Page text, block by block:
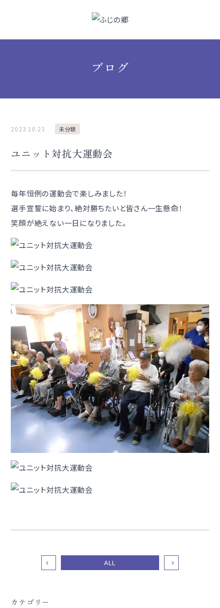
ブログ
カテゴリー
2023.10.23 未分類
ユニット対抗大運動会
毎年恒例の運動会で楽しみました！
選手宣誓に始まり、絶対勝ちたいと皆さん一生懸命！
笑顔が絶えない一日になりました。
ALL